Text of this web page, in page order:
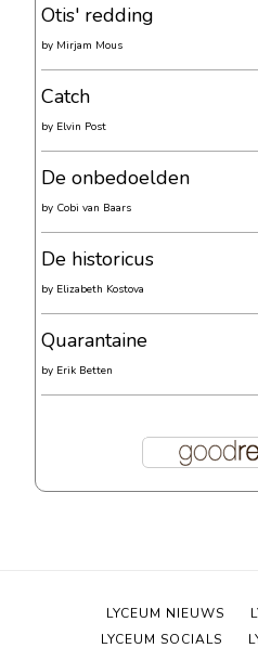
Otis' redding
by Mirjam Mous
Catch
by Elvin Post
De onbedoelden
by Cobi van Baars
De historicus
by Elizabeth Kostova
Quarantaine
by Erik Betten
LYCEUM NIEUWS
LYCEUM SOCIALS